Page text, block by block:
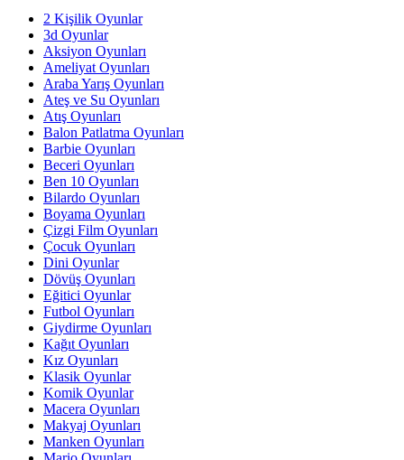
2 Kişilik Oyunlar
3d Oyunlar
Aksiyon Oyunları
Ameliyat Oyunları
Araba Yarış Oyunları
Ateş ve Su Oyunları
Atış Oyunları
Balon Patlatma Oyunları
Barbie Oyunları
Beceri Oyunları
Ben 10 Oyunları
Bilardo Oyunları
Boyama Oyunları
Çizgi Film Oyunları
Çocuk Oyunları
Dini Oyunlar
Dövüş Oyunları
Eğitici Oyunlar
Futbol Oyunları
Giydirme Oyunları
Kağıt Oyunları
Kız Oyunları
Klasik Oyunlar
Komik Oyunlar
Macera Oyunları
Makyaj Oyunları
Manken Oyunları